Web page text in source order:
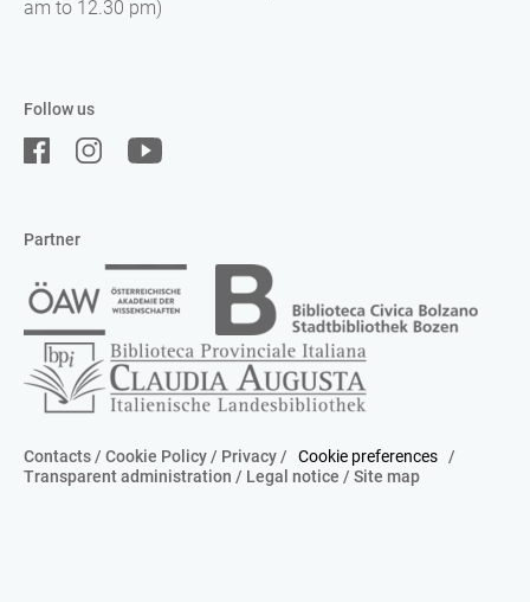
Follow us
am to 12.30 pm)
Partner
Contacts/ Cookie Policy/ Privacy/ Cookie preferences /
Transparent administration / Legal notice / Site map